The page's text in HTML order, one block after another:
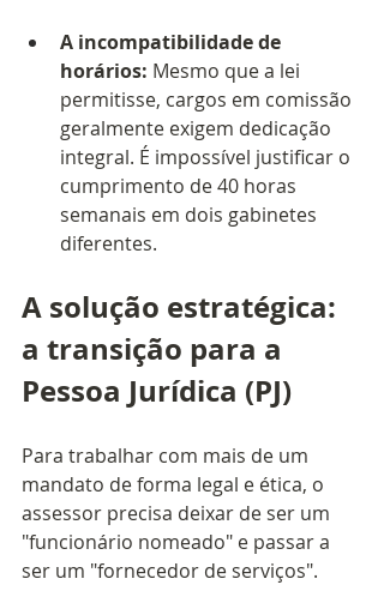
A incompatibilidade de
horários: Mesmo que a lei
permitisse, cargos em comissão
geralmente exigem dedicação
integral. É impossível justificar o
cumprimento de 40 horas
semanais em dois gabinetes
diferentes.
A solução estratégica:
a transição para a
Pessoa Jurídica (PJ)
Para trabalhar com mais de um
mandato de forma legal e ética, o
assessor precisa deixar de ser um
"funcionário nomeado" e passar a
ser um "fornecedor de serviços".